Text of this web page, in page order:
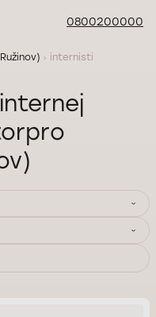
0800200000
internisti